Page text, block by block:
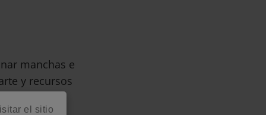
el sitio
manchas e
y recursos